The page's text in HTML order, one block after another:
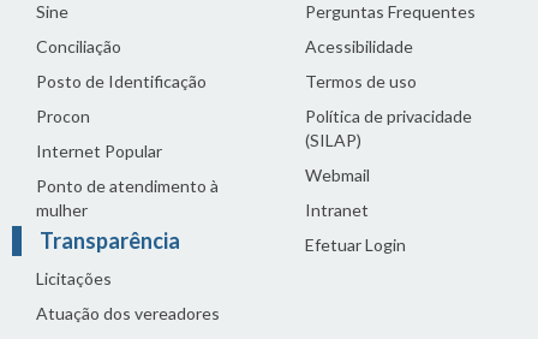
Sine
Conciliação
Posto de Identificação
Procon
Internet Popular
Ponto de atendimento à
mulher
Transparência
Licitações
Atuação dos vereadores
Perguntas Frequentes
Acessibilidade
Termos de uso
Política de privacidade
(SILAP)
Webmail
Intranet
Efetuar Login